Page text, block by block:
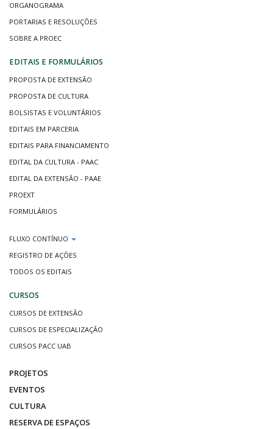
ORGANOGRAMA
PORTARIAS E RESOLUÇÕES
SOBRE A PROEC
EDITAIS E FORMULÁRIOS
PROPOSTA DE EXTENSÃO
PROPOSTA DE CULTURA
BOLSISTAS E VOLUNTÁRIOS
EDITAIS EM PARCERIA
EDITAIS PARA FINANCIAMENTO
EDITAL DA CULTURA - PAAC
EDITAL DA EXTENSÃO - PAAE
PROEXT
FORMULÁRIOS
FLUXO CONTÍNUO
REGISTRO DE AÇÕES
TODOS OS EDITAIS
CURSOS
CURSOS DE EXTENSÃO
CURSOS DE ESPECIALIZAÇÃO
CURSOS PACC UAB
PROJETOS
EVENTOS
CULTURA
RESERVA DE ESPAÇOS